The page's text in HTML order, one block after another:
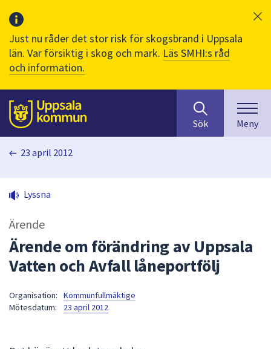
Just nu råder det stor risk för skogsbrand i Uppsala
län. Var försiktig i skog och mark. Läs SMHI:s råd
och information.
Till sidans
huvudinnehåll
efter
innehåll
på
sökfältet
kommer
sökförslag
Sök Meny
23 april 2012
Lyssna
Ärende
Ärende om förändring av Uppsala
Vatten och Avfall låneportfölj
Organisation:
Kommunfullmäktige
Mötesdatum:
23 april 2012